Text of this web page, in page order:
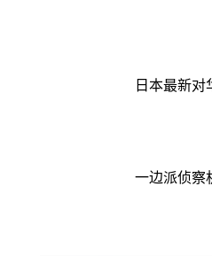
日本最新对
一边派侦察